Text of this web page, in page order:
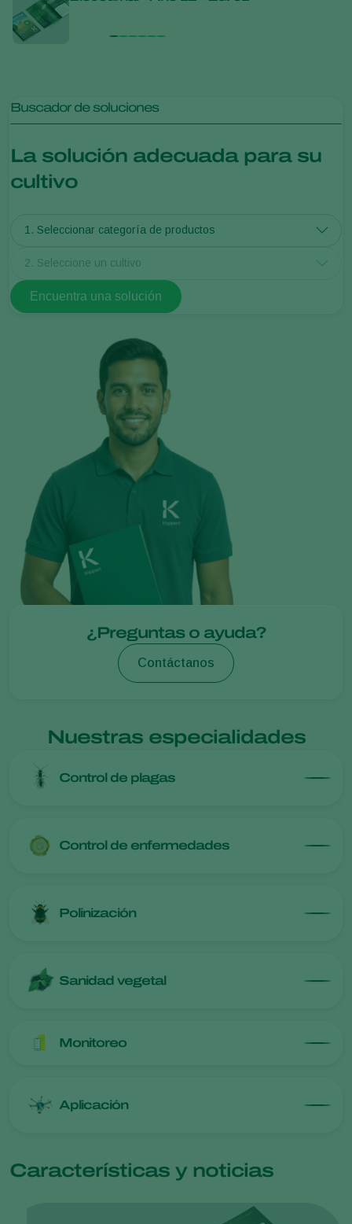
Buscador de soluciones
La solución adecuada para su
cultivo
1. Seleccionar categoría de productos
2. Seleccione un cultivo
Encuentra una solución
¿Preguntas o ayuda?
Contáctanos
Nuestras especialidades
Control de plagas
Control de enfermedades
Polinización
Sanidad vegetal
Monitoreo
Aplicación
Características y noticias